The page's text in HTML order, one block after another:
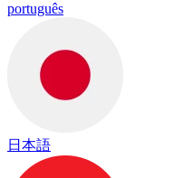
português
日本語